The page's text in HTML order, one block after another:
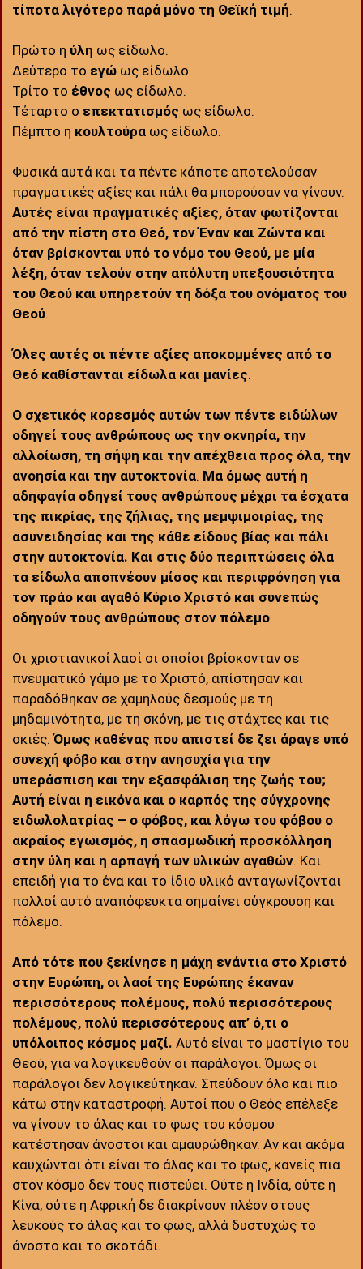
τίποτα λιγότερο παρά μόνο τη Θεϊκή τιμή.
Πρώτο η ύλη ως είδωλο.
Δεύτερο το εγώως είδωλο.
Τρίτο το έθνος ως είδωλο.
Τέταρτο ο επεκτατισμός ως είδωλο.
Πέμπτο η κουλτούραως είδωλο.
Φυσικά αυτά και τα πέντε κάποτε αποτελούσαν
πραγματικές αξίες και πάλι θα μπορούσαν να γίνουν.
Αυτές είναι πραγματικές αξίες, όταν φωτίζονται
από την πίστη στο Θεό, τον Έναν και Ζώντα και
όταν βρίσκονται υπό το νόμο του Θεού, με μία
λέξη, όταν τελούν στην απόλυτη υπεξουσιότητα
του Θεού και υπηρετούν τη δόξα του ονόματος του
Θεού.
Όλες αυτές οι πέντε αξίες αποκομμένες από το
Θεό καθίστανται είδωλα και μανίες.
Ο σχετικός κορεσμός αυτών των πέντε ειδώλων
οδηγεί τους ανθρώπους ως την οκνηρία, την
αλλοίωση, τη σήψη και την απέχθεια προς όλα, την
ανοησία και την αυτοκτονία. Μα όμως αυτή η
αδηφαγία οδηγεί τους ανθρώπους μέχρι τα έσχατα
της πικρίας, της ζήλιας, της μεμψιμοιρίας, της
ασυνειδησίας και της κάθε είδους βίας και πάλι
στην αυτοκτονία. Και στις δύο περιπτώσεις όλα
τα είδωλα αποπνέουν μίσος και περιφρόνηση για
τον πράο και αγαθό Κύριο Χριστό και συνεπώς
οδηγούν τους ανθρώπους στον πόλεμο.
Οι χριστιανικοί λαοί οι οποίοι βρίσκονταν σε
πνευματικό γάμο με το Χριστό, απίστησαν και
παραδόθηκαν σε χαμηλούς δεσμούς με τη
μηδαμινότητα, με τη σκόνη, με τις στάχτες και τις
σκιές.Όμως καθένας που απιστεί δε ζει άραγε υπό
συνεχή φόβο και στην ανησυχία για την
υπεράσπιση και την εξασφάλιση της ζωής του;
Αυτή είναι η εικόνα και ο καρπός της σύγχρονης
ειδωλολατρίας – ο φόβος, και λόγω του φόβου ο
ακραίος εγωισμός, η σπασμωδική προσκόλληση
στην ύλη και η αρπαγή των υλικών αγαθών. Και
επειδή για το ένα και το ίδιο υλικό ανταγωνίζονται
πολλοί αυτό αναπόφευκτα σημαίνει σύγκρουση και
πόλεμο.
Από τότε που ξεκίνησε η μάχη ενάντια στο Χριστό
στην Ευρώπη, οι λαοί της Ευρώπης έκαναν
περισσότερους πολέμους, πολύ περισσότερους
πολέμους, πολύ περισσότερους απ’ ό,τι ο
υπόλοιπος κόσμος μαζί. Αυτό είναι το μαστίγιο του
Θεού, για να λογικευθούν οι παράλογοι. Όμως οι
παράλογοι δεν λογικεύτηκαν. Σπεύδουν όλο και πιο
κάτω στην καταστροφή. Αυτοί που ο Θεός επέλεξε
να γίνουν το άλας και το φως του κόσμου
κατέστησαν άνοστοι και αμαυρώθηκαν. Αν και ακόμα
καυχώνται ότι είναι το άλας και το φως, κανείς πια
στον κόσμο δεν τους πιστεύει. Ούτε η Ινδία, ούτε η
Κίνα, ούτε η Αφρική δε διακρίνουν πλέον στους
λευκούς το άλας και το φως, αλλά δυστυχώς το
άνοστο και το σκοτάδι.